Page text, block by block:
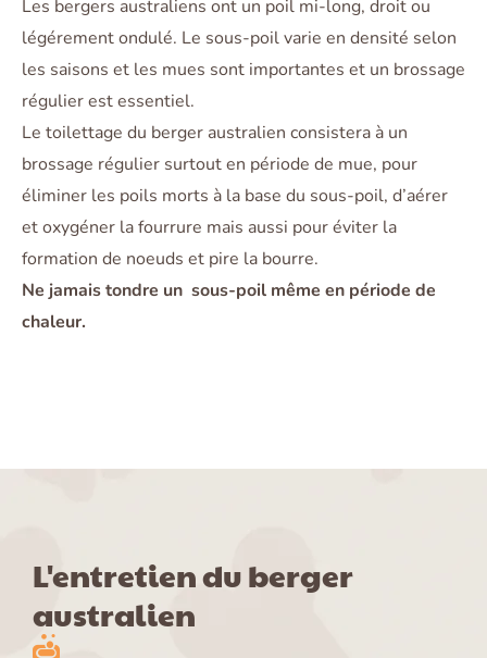
Les bergers australiens ont un poil mi-long, droit ou
légérement ondulé. Le sous-poil varie en densité selon
les saisons et les mues sont importantes et un brossage
régulier est essentiel.
Le toilettage du berger australien consistera à un
brossage régulier surtout en période de mue, pour
éliminer les poils morts à la base du sous-poil, d’aérer
et oxygéner la fourrure mais aussi pour éviter la
formation de noeuds et pire la bourre.
Ne jamais tondre un sous-poil même en période de
chaleur.
L'entretien du berger
australien